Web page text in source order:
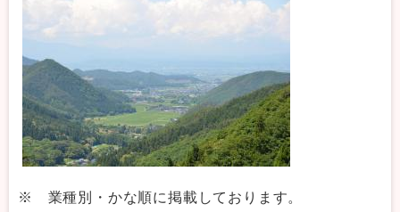
※ 業種別・かな順に掲載しております。